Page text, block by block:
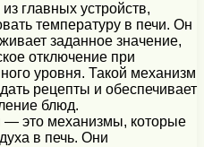
главных устройств,
температуру в печи. Он
заданное значение,
отключение при
уровня. Такой механизм
рецепты и обеспечивает
блюд.
— это механизмы, которые
в печь. Они